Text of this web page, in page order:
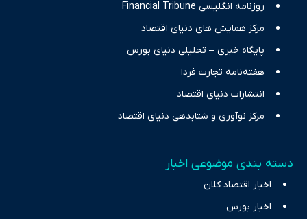
روزنامه انگلیسی Financial Tribune
مرکز همایش های دنیای اقتصاد
پایگاه خبری – تحلیلی دنیای بورس
هفته‌نامه تجارت فردا
انتشارات دنیای اقتصاد
مرکز نوآوری و شتابدهی دنیای اقتصاد
دسته بندی موضوعی اخبار
اخبار اقتصاد کلان
اخبار بورس